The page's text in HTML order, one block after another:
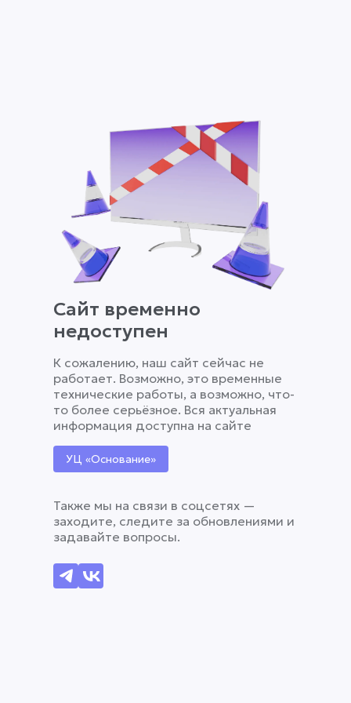
Сайт временно
недоступен
К сожалению, наш сайт сейчас не
работает. Возможно, это временные
технические работы, а возможно, что-
то более серьёзное. Вся актуальная
информация доступна на сайте
УЦ «Основание»
Также мы на связи в соцсетях —
заходите, следите за обновлениями и
задавайте вопросы.